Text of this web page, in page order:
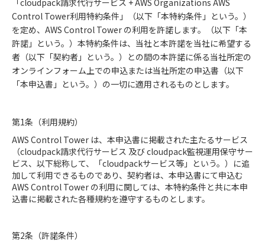
Control Tower利用特約条件」（以下「本特約条件」という。）
を定め、AWS Control Tower の利用を許諾します。（以下「本
許諾」という。）本特約条件は、当社と本許諾を当社に希望する
者（以下「契約者」という。）との間の本許諾に係る当社所定の
オンラインフォーム上での申込または当社所定の申込書（以下
「本申込書」という。）の一切に適用されるものとします。
第1条（利用規約）
AWS Control Tower は、本申込書に掲載された主たるサービス
（cloudpack請求代行サービス 及び cloudpack監視運⽤保守サー
ビス、以下総称して、「cloudpackサービス等」という。）に追
加して利⽤できるものであり、契約者は、本申込書にて申込む
AWS Control Tower の利用に関しては、本特約条件と共に本申
込書に掲載された各種規約を遵守するものとします。
第2条（許諾条件）